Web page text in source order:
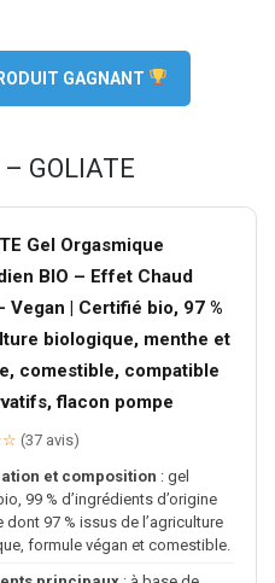
GAGNANT
GOLIATE
Gel Orgasmique
BIO – Effet Chaud
Vegan | Certifié bio, 97 %
biologique, menthe et
comestible, compatible
flacon pompe
(37 avis)
et composition : gel
99 % d’ingrédients d’origine
dont 97 % issus de l’agriculture
formule végan et comestible.